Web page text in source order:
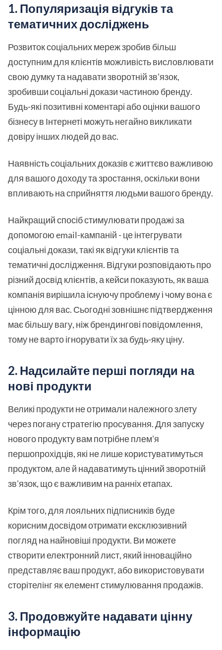
1. Популяризація відгуків та
тематичних досліджень
Розвиток соціальних мереж зробив більш
доступним для клієнтів можливість висловлювати
свою думку та надавати зворотній зв'язок,
зробивши соціальні докази частиною бренду.
Будь-які позитивні коментарі або оцінки вашого
бізнесу в Інтернеті можуть негайно викликати
довіру інших людей до вас.
Наявність соціальних доказів є життєво важливою
для вашого доходу та зростання, оскільки вони
впливають на сприйняття людьми вашого бренду.
Найкращий спосіб стимулювати продажі за
допомогою email-кампаній - це інтегрувати
соціальні докази, такі як відгуки клієнтів та
тематичні дослідження. Відгуки розповідають про
різний досвід клієнтів, а кейси показують, як ваша
компанія вирішила існуючу проблему і чому вона є
цінною для вас. Сьогодні зовнішнє підтвердження
має більшу вагу, ніж брендингові повідомлення,
тому не варто ігнорувати їх за будь-яку ціну.
2. Надсилайте перші погляди на
нові продукти
Великі продукти не отримали належного злету
через погану стратегію просування. Для запуску
нового продукту вам потрібне плем'я
першопрохідців, які не лише користуватимуться
продуктом, але й надаватимуть цінний зворотній
зв'язок, що є важливим на ранніх етапах.
Крім того, для лояльних підписників буде
корисним досвідом отримати ексклюзивний
погляд на найновіші продукти. Ви можете
створити електронний лист, який інноваційно
представляє ваш продукт, або використовувати
сторітелінг як елемент стимулювання продажів.
3. Продовжуйте надавати цінну
інформацію